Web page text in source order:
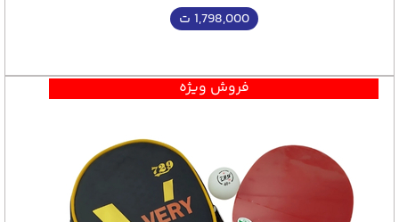
1,798,000 ت
فروش ویژه